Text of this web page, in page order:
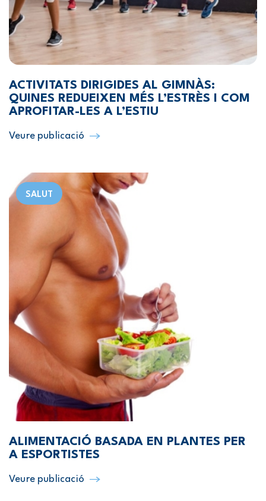
ACTIVITATS DIRIGIDES AL GIMNÀS:
QUINES REDUEIXEN MÉS L’ESTRÈS I COM
APROFITAR-LES A L’ESTIU
Veure publicació
SALUT
ALIMENTACIÓ BASADA EN PLANTES PER
A ESPORTISTES
Veure publicació